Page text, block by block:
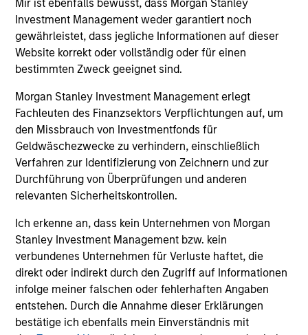
Mir ist ebenfalls bewusst, dass Morgan Stanley
Investment Management weder garantiert noch
gewährleistet, dass jegliche Informationen auf dieser
Website korrekt oder vollständig oder für einen
bestimmten Zweck geeignet sind.
Morgan Stanley Investment Management erlegt
Fachleuten des Finanzsektors Verpflichtungen auf, um
den Missbrauch von Investmentfonds für
Geldwäschezwecke zu verhindern, einschließlich
Verfahren zur Identifizierung von Zeichnern und zur
Durchführung von Überprüfungen und anderen
relevanten Sicherheitskontrollen.
Ich erkenne an, dass kein Unternehmen von Morgan
Stanley Investment Management bzw. kein
verbundenes Unternehmen für Verluste haftet, die
direkt oder indirekt durch den Zugriff auf Informationen
infolge meiner falschen oder fehlerhaften Angaben
entstehen. Durch die Annahme dieser Erklärungen
bestätige ich ebenfalls mein Einverständnis mit
Invests across global asset classes, aiming
to manage total portfolio risk while
enhancing returns from tactical positioning
and seeking to deliver attractive returns and
Strategy can be customised to client-
specified risk levels, with a range of
instruments for implementation of asset
class exposures including direct securities,
active funds and ETFs.
Global Balanced Risk Control Strategy:
Fixed Weight Benchmark
Invests across global asset classes, aiming
to manage tracking error around a fixed-
weight benchmark while enhancing returns
from tactical positioning and seeking excess